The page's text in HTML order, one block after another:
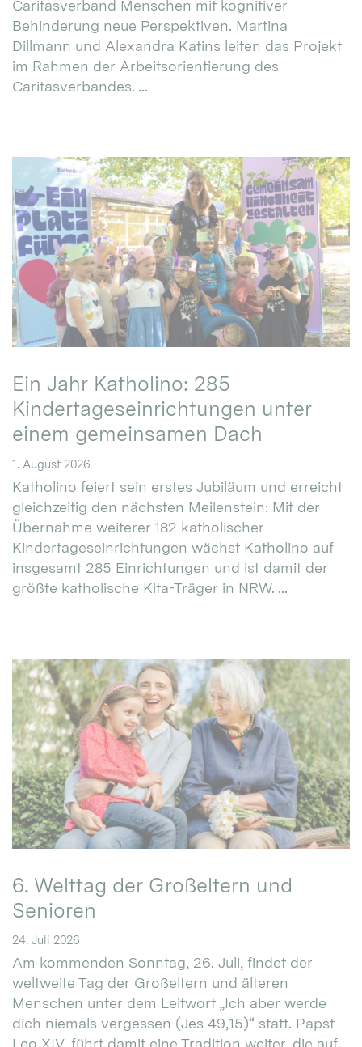
Caritasverband Menschen mit kognitiver
Behinderung neue Perspektiven. Martina
Dillmann und Alexandra Katins leiten das Projekt
im Rahmen der Arbeitsorientierung des
Caritasverbandes. ...
Ein Jahr Katholino: 285
Kindertageseinrichtungen unter
einem gemeinsamen Dach
1. August 2026
Katholino feiert sein erstes Jubiläum und erreicht
gleichzeitig den nächsten Meilenstein: Mit der
Übernahme weiterer 182 katholischer
Kindertageseinrichtungen wächst Katholino auf
insgesamt 285 Einrichtungen und ist damit der
größte katholische Kita-Träger in NRW. ...
6. Welttag der Großeltern und
Senioren
24. Juli 2026
Am kommenden Sonntag, 26. Juli, findet der
weltweite Tag der Großeltern und älteren
Menschen unter dem Leitwort „Ich aber werde
dich niemals vergessen (Jes 49,15)“ statt. Papst